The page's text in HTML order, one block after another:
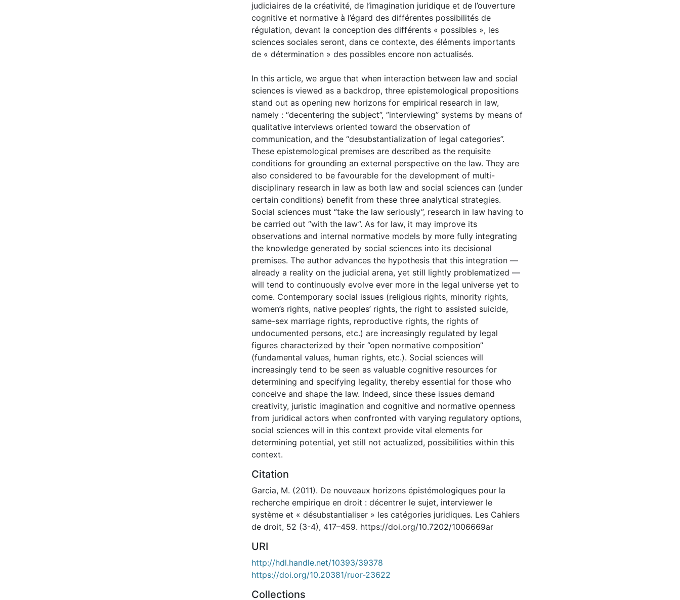
judiciaires de la créativité, de l’imagination juridique et de l’ouverture
cognitive et normative à l’égard des différentes possibilités de
régulation, devant la conception des différents « possibles », les
sciences sociales seront, dans ce contexte, des éléments importants
de « détermination » des possibles encore non actualisés.
In this article, we argue that when interaction between law and social
sciences is viewed as a backdrop, three epistemological propositions
stand out as opening new horizons for empirical research in law,
namely : “decentering the subject”, ‘’interviewing’’ systems by means of
qualitative interviews oriented toward the observation of
communication, and the “desubstantialization of legal categories’’.
These epistemological premises are described as the requisite
conditions for grounding an external perspective on the law. They are
also considered to be favourable for the development of multi-
disciplinary research in law as both law and social sciences can (under
certain conditions) benefit from these three analytical strategies.
Social sciences must ‘’take the law seriously’’, research in law having to
be carried out ‘’with the law’’. As for law, it may improve its
observations and internal normative models by more fully integrating
the knowledge generated by social sciences into its decisional
premises. The author advances the hypothesis that this integration —
already a reality on the judicial arena, yet still lightly problematized —
will tend to continuously evolve ever more in the legal universe yet to
come. Contemporary social issues (religious rights, minority rights,
women’s rights, native peoples’ rights, the right to assisted suicide,
same-sex marriage rights, reproductive rights, the rights of
undocumented persons, etc.) are increasingly regulated by legal
figures characterized by their ‘’open normative composition’’
(fundamental values, human rights, etc.). Social sciences will
increasingly tend to be seen as valuable cognitive resources for
determining and specifying legality, thereby essential for those who
conceive and shape the law. Indeed, since these issues demand
creativity, juristic imagination and cognitive and normative openness
from juridical actors when confronted with varying regulatory options,
social sciences will in this context provide vital elements for
determining potential, yet still not actualized, possibilities within this
context.
Citation
Garcia, M. (2011). De nouveaux horizons épistémologiques pour la
recherche empirique en droit : décentrer le sujet, interviewer le
système et « désubstantialiser » les catégories juridiques. Les Cahiers
de droit, 52 (3-4), 417–459. https://doi.org/10.7202/1006669ar
URI
http://hdl.handle.net/10393/39378
https://doi.org/10.20381/ruor-23622
Collections